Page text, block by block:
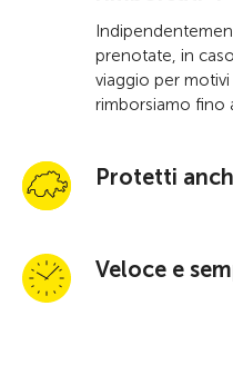
prenotate, in
viaggio per
rimborsiamo fino
Protetti
Veloce e